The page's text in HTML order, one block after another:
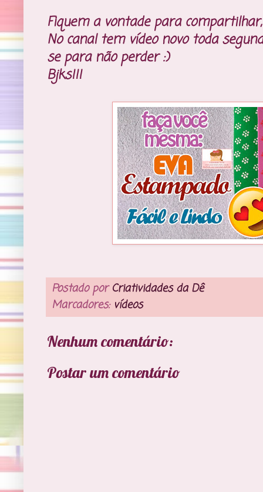
Fiquem a vontade para compartilhar,
No canal tem vídeo novo toda
se para não perder :)
Bjks!!!
Postado porCriatividades da Dê
Marcadores: vídeos
Nenhum comentário:
Postar um comentário